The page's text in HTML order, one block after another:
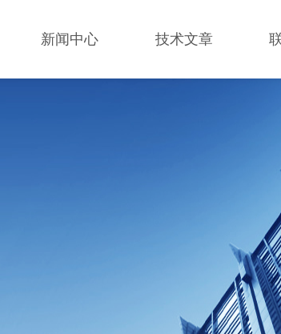
新闻中心 技术文章